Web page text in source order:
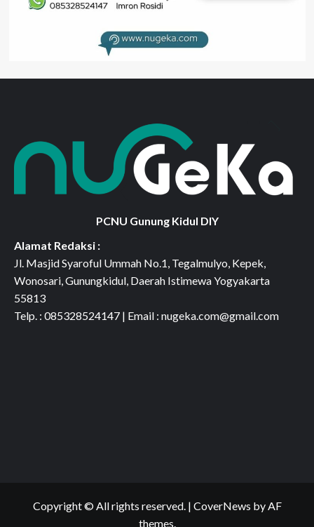
PCNU Gunung Kidul DIY
Alamat Redaksi :
Jl. Masjid Syaroful Ummah No.1, Tegalmulyo, Kepek,
Wonosari, Gunungkidul, Daerah Istimewa Yogyakarta
55813
Telp. : 085328524147 | Email : nugeka.com@gmail.com
Copyright © All rights reserved. | CoverNews by AF
themes.